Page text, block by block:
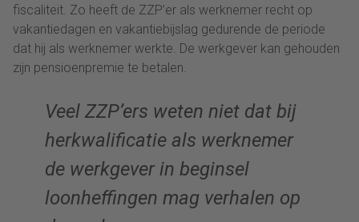
fiscaliteit. Zo heeft de ZZP’er als werknemer recht op
vakantiedagen en vakantiebijslag gedurende de periode
dat hij als werknemer werkte. De werkgever kan gehouden
zijn pensioenpremie te betalen.
Veel ZZP’ers weten niet dat bij
herkwalificatie als werknemer
de werkgever in beginsel
loonheffingen mag verhalen op